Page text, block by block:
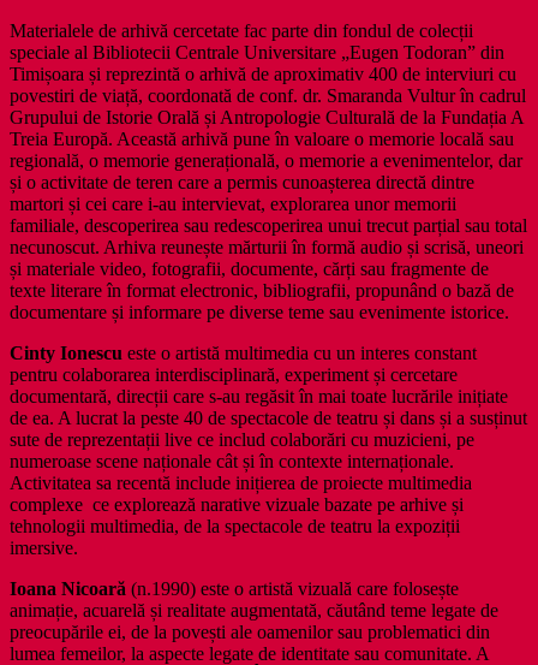
Materialele de arhivă cercetate fac parte din fondul de colecții
speciale al Bibliotecii Centrale Universitare „Eugen Todoran” din
Timișoara și reprezintă o arhivă de aproximativ 400 de interviuri cu
povestiri de viață, coordonată de conf. dr. Smaranda Vultur în cadrul
Grupului de Istorie Orală și Antropologie Culturală de la Fundația A
Treia Europă. Această arhivă pune în valoare o memorie locală sau
regională, o memorie generațională, o memorie a evenimentelor, dar
și o activitate de teren care a permis cunoașterea directă dintre
martori și cei care i-au intervievat, explorarea unor memorii
familiale, descoperirea sau redescoperirea unui trecut parțial sau total
necunoscut. Arhiva reunește mărturii în formă audio și scrisă, uneori
și materiale video, fotografii, documente, cărți sau fragmente de
texte literare în format electronic, bibliografii, propunând o bază de
documentare și informare pe diverse teme sau evenimente istorice.
Cinty Ionescu este o artistă multimedia cu un interes constant
pentru colaborarea interdisciplinară, experiment și cercetare
documentară, direcții care s-au regăsit în mai toate lucrările inițiate
de ea. A lucrat la peste 40 de spectacole de teatru și dans și a susținut
sute de reprezentații live ce includ colaborări cu muzicieni, pe
numeroase scene naționale cât și în contexte internaționale.
Activitatea sa recentă include inițierea de proiecte multimedia
complexe ce explorează narative vizuale bazate pe arhive și
tehnologii multimedia, de la spectacole de teatru la expoziții
imersive.
Ioana Nicoară (n.1990) este o artistă vizuală care folosește
animație, acuarelă și realitate augmentată, căutând teme legate de
preocupările ei, de la povești ale oamenilor sau problematici din
lumea femeilor, la aspecte legate de identitate sau comunitate. A